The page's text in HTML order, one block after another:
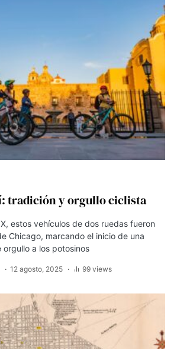
tradición y orgullo ciclista
estos vehículos de dos ruedas fueron
Chicago, marcando el inicio de una
orgullo a los potosinos
12 agosto, 2025 99 views